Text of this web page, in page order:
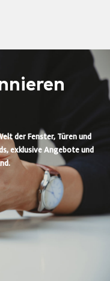
der Fenster, Türen und
exklusive Angebote und